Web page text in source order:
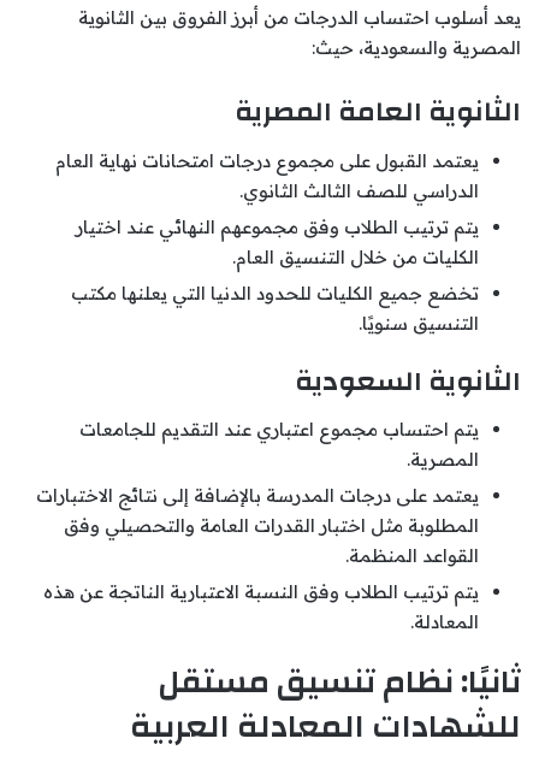
يعد أسلوب احتساب الدرجات من أبرز الفروق بين الثانوية
المصرية والسعودية، حيث:
الثانوية العامة المصرية
يعتمد القبول على مجموع درجات امتحانات نهاية العام
الدراسي للصف الثالث الثانوي.
يتم ترتيب الطلاب وفق مجموعهم النهائي عند اختيار
الكليات من خلال التنسيق العام.
تخضع جميع الكليات للحدود الدنيا التي يعلنها مكتب
التنسيق سنويًا.
الثانوية السعودية
يتم احتساب مجموع اعتباري عند التقديم للجامعات
المصرية.
يعتمد على درجات المدرسة بالإضافة إلى نتائج الاختبارات
المطلوبة مثل اختبار القدرات العامة والتحصيلي وفق
القواعد المنظمة.
يتم ترتيب الطلاب وفق النسبة الاعتبارية الناتجة عن هذه
المعادلة.
ثانيًا: نظام تنسيق مستقل
للشهادات المعادلة العربية